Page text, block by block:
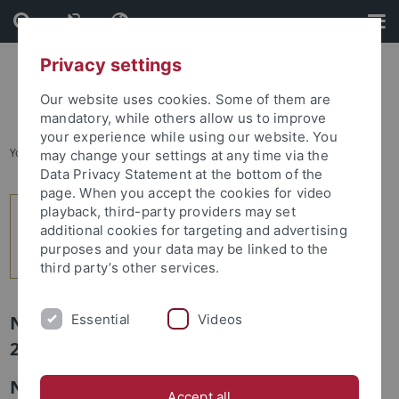
Skip
to
content
Skip
to
footer
You are here: Startseite ... 3
Newsletter Uni Tübingen aktuell Nr.
2/2016: Forschung
Neue Humboldt-Professur im Bereich der
Privacy settings
Our website uses cookies. Some of them are
mandatory, while others allow us to improve
your experience while using our website. You
may change your settings at any time via the
Data Privacy Statement at the bottom of the
page. When you accept the cookies for video
playback, third-party providers may set
additional cookies for targeting and advertising
purposes and your data may be linked to the
third party’s other services.
Essential Videos